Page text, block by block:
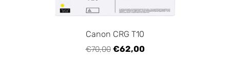
Canon CRG T10
€70,00 €62,00